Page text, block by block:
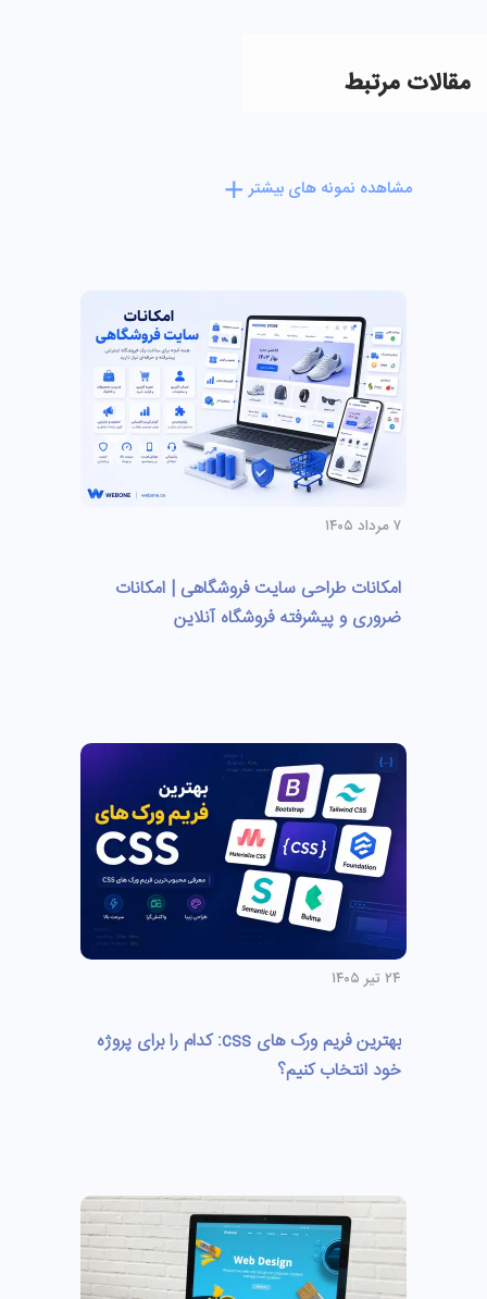
مقالات مرتبط
مشاهده نمونه های بیشتر
۷ مرداد ۱۴۰۵
امکانات طراحی سایت فروشگاهی | امکانات
ضروری و پیشرفته فروشگاه آنلاین
۲۴ تیر ۱۴۰۵
بهترین فریم ورک های css: کدام را برای پروژه
خود انتخاب کنیم؟